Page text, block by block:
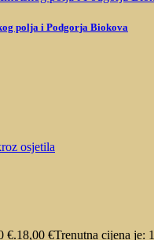
polja i Podgorja Biokova
€.18,00 €Trenutna cijena je: